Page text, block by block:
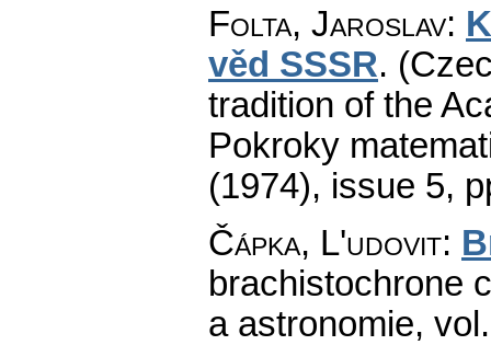
Folta, Jaroslav:
věd SSSR.
tradition of the
Pokroky
(1974), issue 5,
Čápka, L'udovit:
brachistochrone
a astronomie,